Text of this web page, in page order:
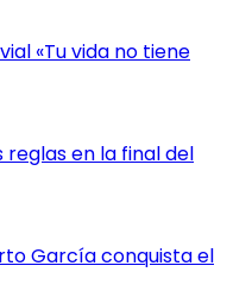
«Tu vida no tiene
en la final del
García conquista el